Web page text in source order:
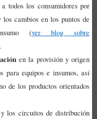
todos los consumidores por
cambios en los puntos de
(ver blog sobre
en la provisión y origen
para equipos e insumos, así
de los productos orientados
los circuitos de distribución